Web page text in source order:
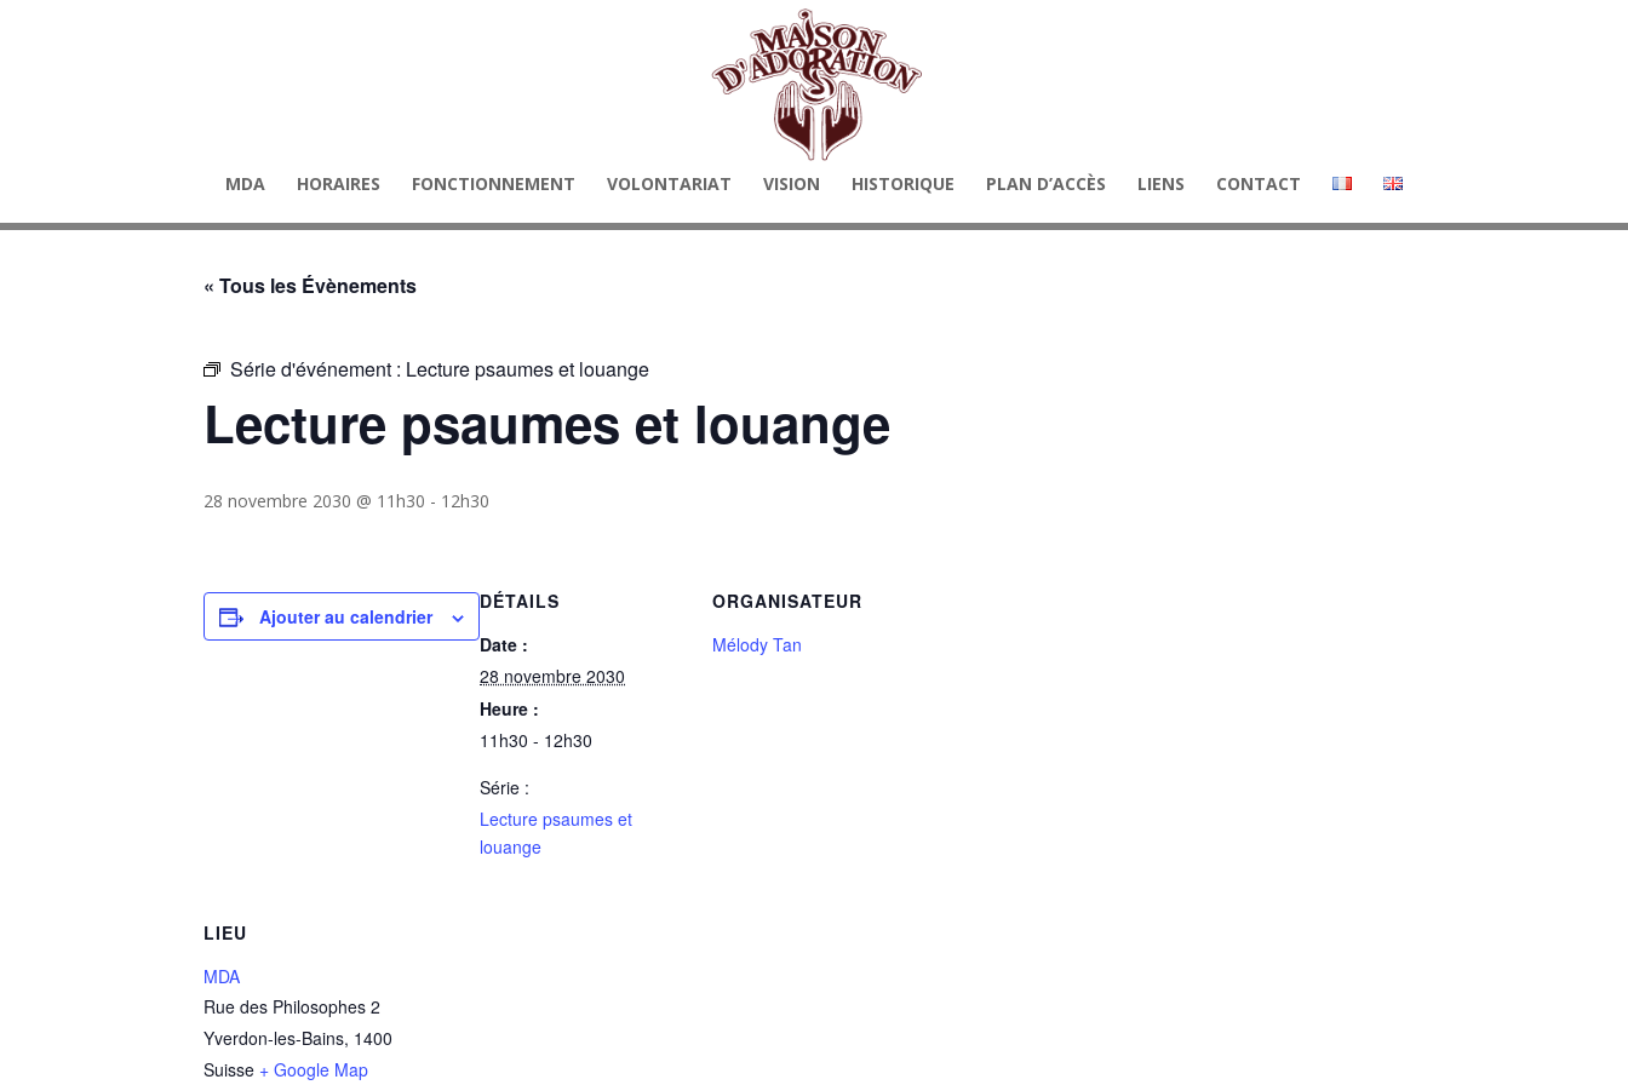
MDA HORAIRES FONCTIONNEMENT VOLONTARIAT VISION HISTORIQUE PLAN D’ACCÈS LIENS CONTACT
« Tous les Évènements
Série d'événement : Lecture psaumes et louange
Lecture psaumes et louange
28 novembre 2030 @ 11h30 - 12h30
Ajouter au calendrier
DÉTAILS
Date :
28 novembre 2030
Heure :
11h30 - 12h30
Série :
Lecture psaumes et
louange
ORGANISATEUR
Mélody Tan
LIEU
MDA
Rue des Philosophes 2
Yverdon-les-Bains, 1400
Suisse + Google Map